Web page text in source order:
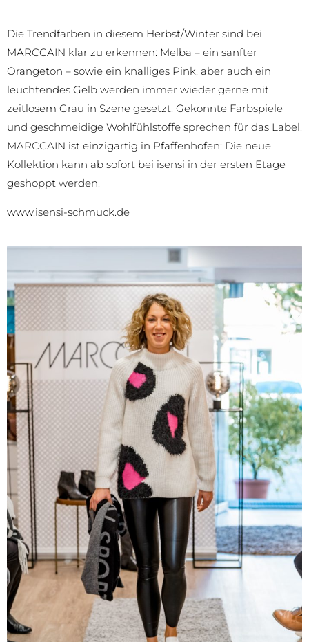
Die Trendfarben in diesem Herbst/Winter sind bei
MARCCAIN klar zu erkennen: Melba – ein sanfter
Orangeton – sowie ein knalliges Pink, aber auch ein
leuchtendes Gelb werden immer wieder gerne mit
zeitlosem Grau in Szene gesetzt. Gekonnte Farbspiele
und geschmeidige Wohlfühlstoffe sprechen für das Label.
MARCCAIN ist einzigartig in Pfaffenhofen: Die neue
Kollektion kann ab sofort bei isensi in der ersten Etage
geshoppt werden.
www.isensi-schmuck.de